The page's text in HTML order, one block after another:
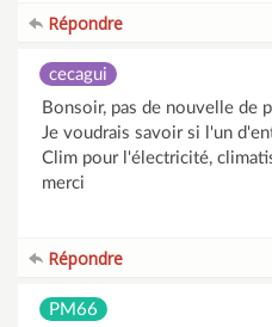
Répondre
cecagui
Bonsoir, pas de nouvelle de
Je voudrais savoir si l'un
Clim pour l'électricité,
merci
Répondre
PM66